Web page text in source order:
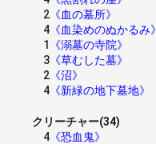
2 《血の墓所》
4 《血染めのぬかるみ》
1
《溺墓の寺院》
3 《草むした墓》
2 《沼》
4 《新緑の地下墓地》
クリーチャー(34)
4 《恐血鬼》